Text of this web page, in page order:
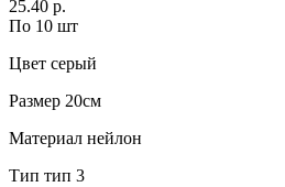
25.40 р.
По 10 шт
Цвет серый
Размер 20см
Материал нейлон
Тип тип 3